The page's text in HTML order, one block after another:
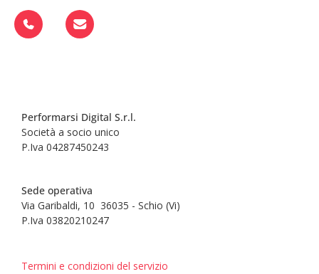
Performarsi Digital S.r.l.
Società a socio unico
P.Iva 04287450243
Sede operativa
Via Garibaldi, 10 36035 - Schio (Vi)
P.Iva 03820210247
Termini e condizioni del servizio